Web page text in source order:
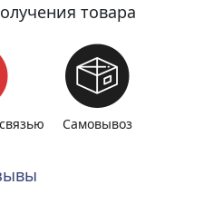
товара
Самовывоз